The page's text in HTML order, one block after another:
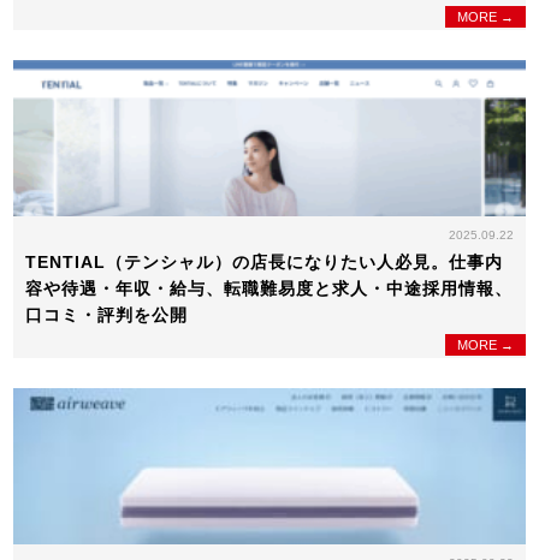
MORE →
2025.09.22
TENTIAL（テンシャル）の店長になりたい人必見。仕事内
容や待遇・年収・給与、転職難易度と求人・中途採用情報、
口コミ・評判を公開
MORE →